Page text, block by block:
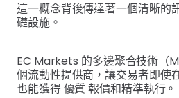
這一概念背後傳達著一個清晰的
礎設施。
EC Markets 的多邊聚合技術（
個流動性提供商，讓交易者即使
也能獲得 優質 報價和精準執行。